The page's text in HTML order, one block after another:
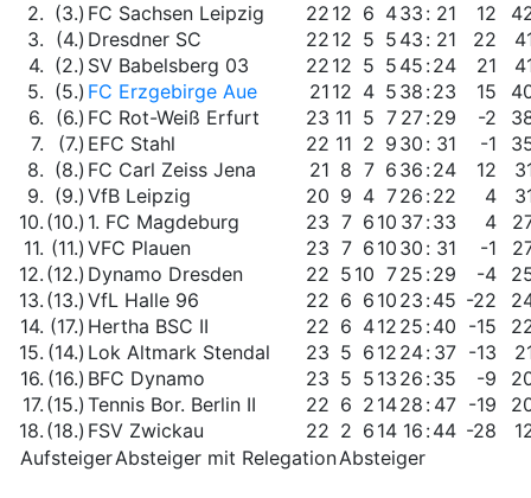
2. (3.) FC Sachsen Leipzig 22 12 6 433 : 21 12
3. (4.) Dresdner SC 22 12 5 5 43 : 21 22
4. (2.) SV Babelsberg 03 22 12 5 5 45 :24 21
5. (5.) FC Erzgebirge Aue 21 12 4 5 38 :23 15
6. (6.) FC Rot-Weiß Erfurt 23 11 5 7 27:29 -2
7.
(7.) EFC Stahl 22 11 2 9 30 : 31 -1
8. (8.) FC Carl Zeiss Jena 21 8 7 6 36 :24 12
9. (9.) VfB Leipzig 20 9 4 726 :22 4
10. (10.) 1. FC Magdeburg 23 7 6 10 37:33 4
11. (11.) VFC Plauen 23 7 6 10 30 : 31 -1
12. (12.) Dynamo Dresden 22 5 10 725 :29 -4
13. (13.) VfL Halle 96 22 6 6 10 23 :45 -22
14. (17.) Hertha BSC II 22 6 412 25 :40 -15
15. (14.) Lok Altmark Stendal 23 5 6 12 24: 37 -13
16. (16.) BFC Dynamo 23 5 5 13 26 :35 -9
17. (15.) Tennis Bor. Berlin II 22 6 2 1428 : 47 -19
18. (18.) FSV Zwickau 22 2 6 14 16 :44 -28
AufsteigerAbsteiger mit RelegationAbsteiger